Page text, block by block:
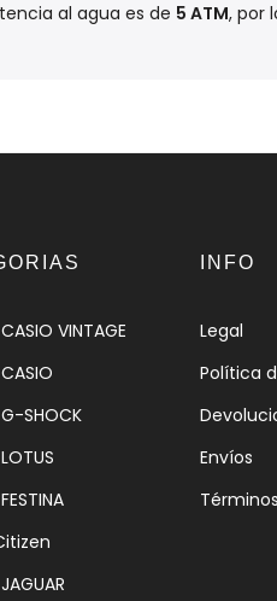
al agua es de 5 ATM, por
VINTAGE
G-SHOCK
INFO
Legal
Política
Envíos